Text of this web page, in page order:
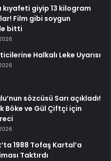
giyip 13 kilogram
Film gibi soygun
bitti
Halkalı Leke Uyarısı
sözcüsü Sarı açıkladı!
Böke ve Gül Çiftçi için
1988 Tofaş Kartal’a
Taktırdı